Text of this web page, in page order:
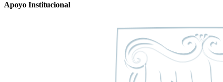
Apoyo Institucional